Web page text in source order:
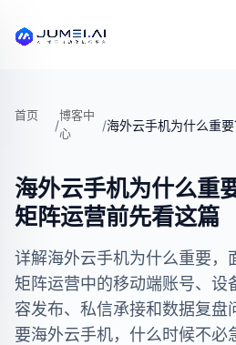
首页
/
博客中
心
/
海外云手机为什么重
矩阵运营前先看这篇
详解海外云手机为什么重要，
矩阵运营中的移动端账号、设
容发布、私信承接和数据复盘
要海外云手机，什么时候不必